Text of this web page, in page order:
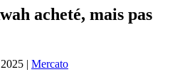
acheté, mais pas
| Mercato